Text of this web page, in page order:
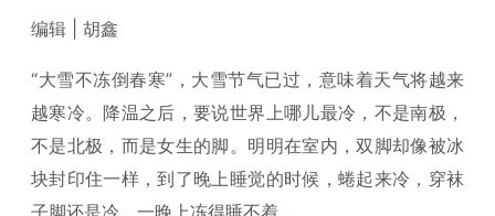
编辑 | 胡鑫
“大雪不冻倒春寒”，大雪节气已过，意味着天气将越来
越寒冷。降温之后，要说世界上哪儿最冷，不是南极，
不是北极，而是女生的脚。明明在室内，双脚却像被冰
块封印住一样，到了晚上睡觉的时候，蜷起来冷，穿袜
子脚还是冷，一晚上冻得睡不着。